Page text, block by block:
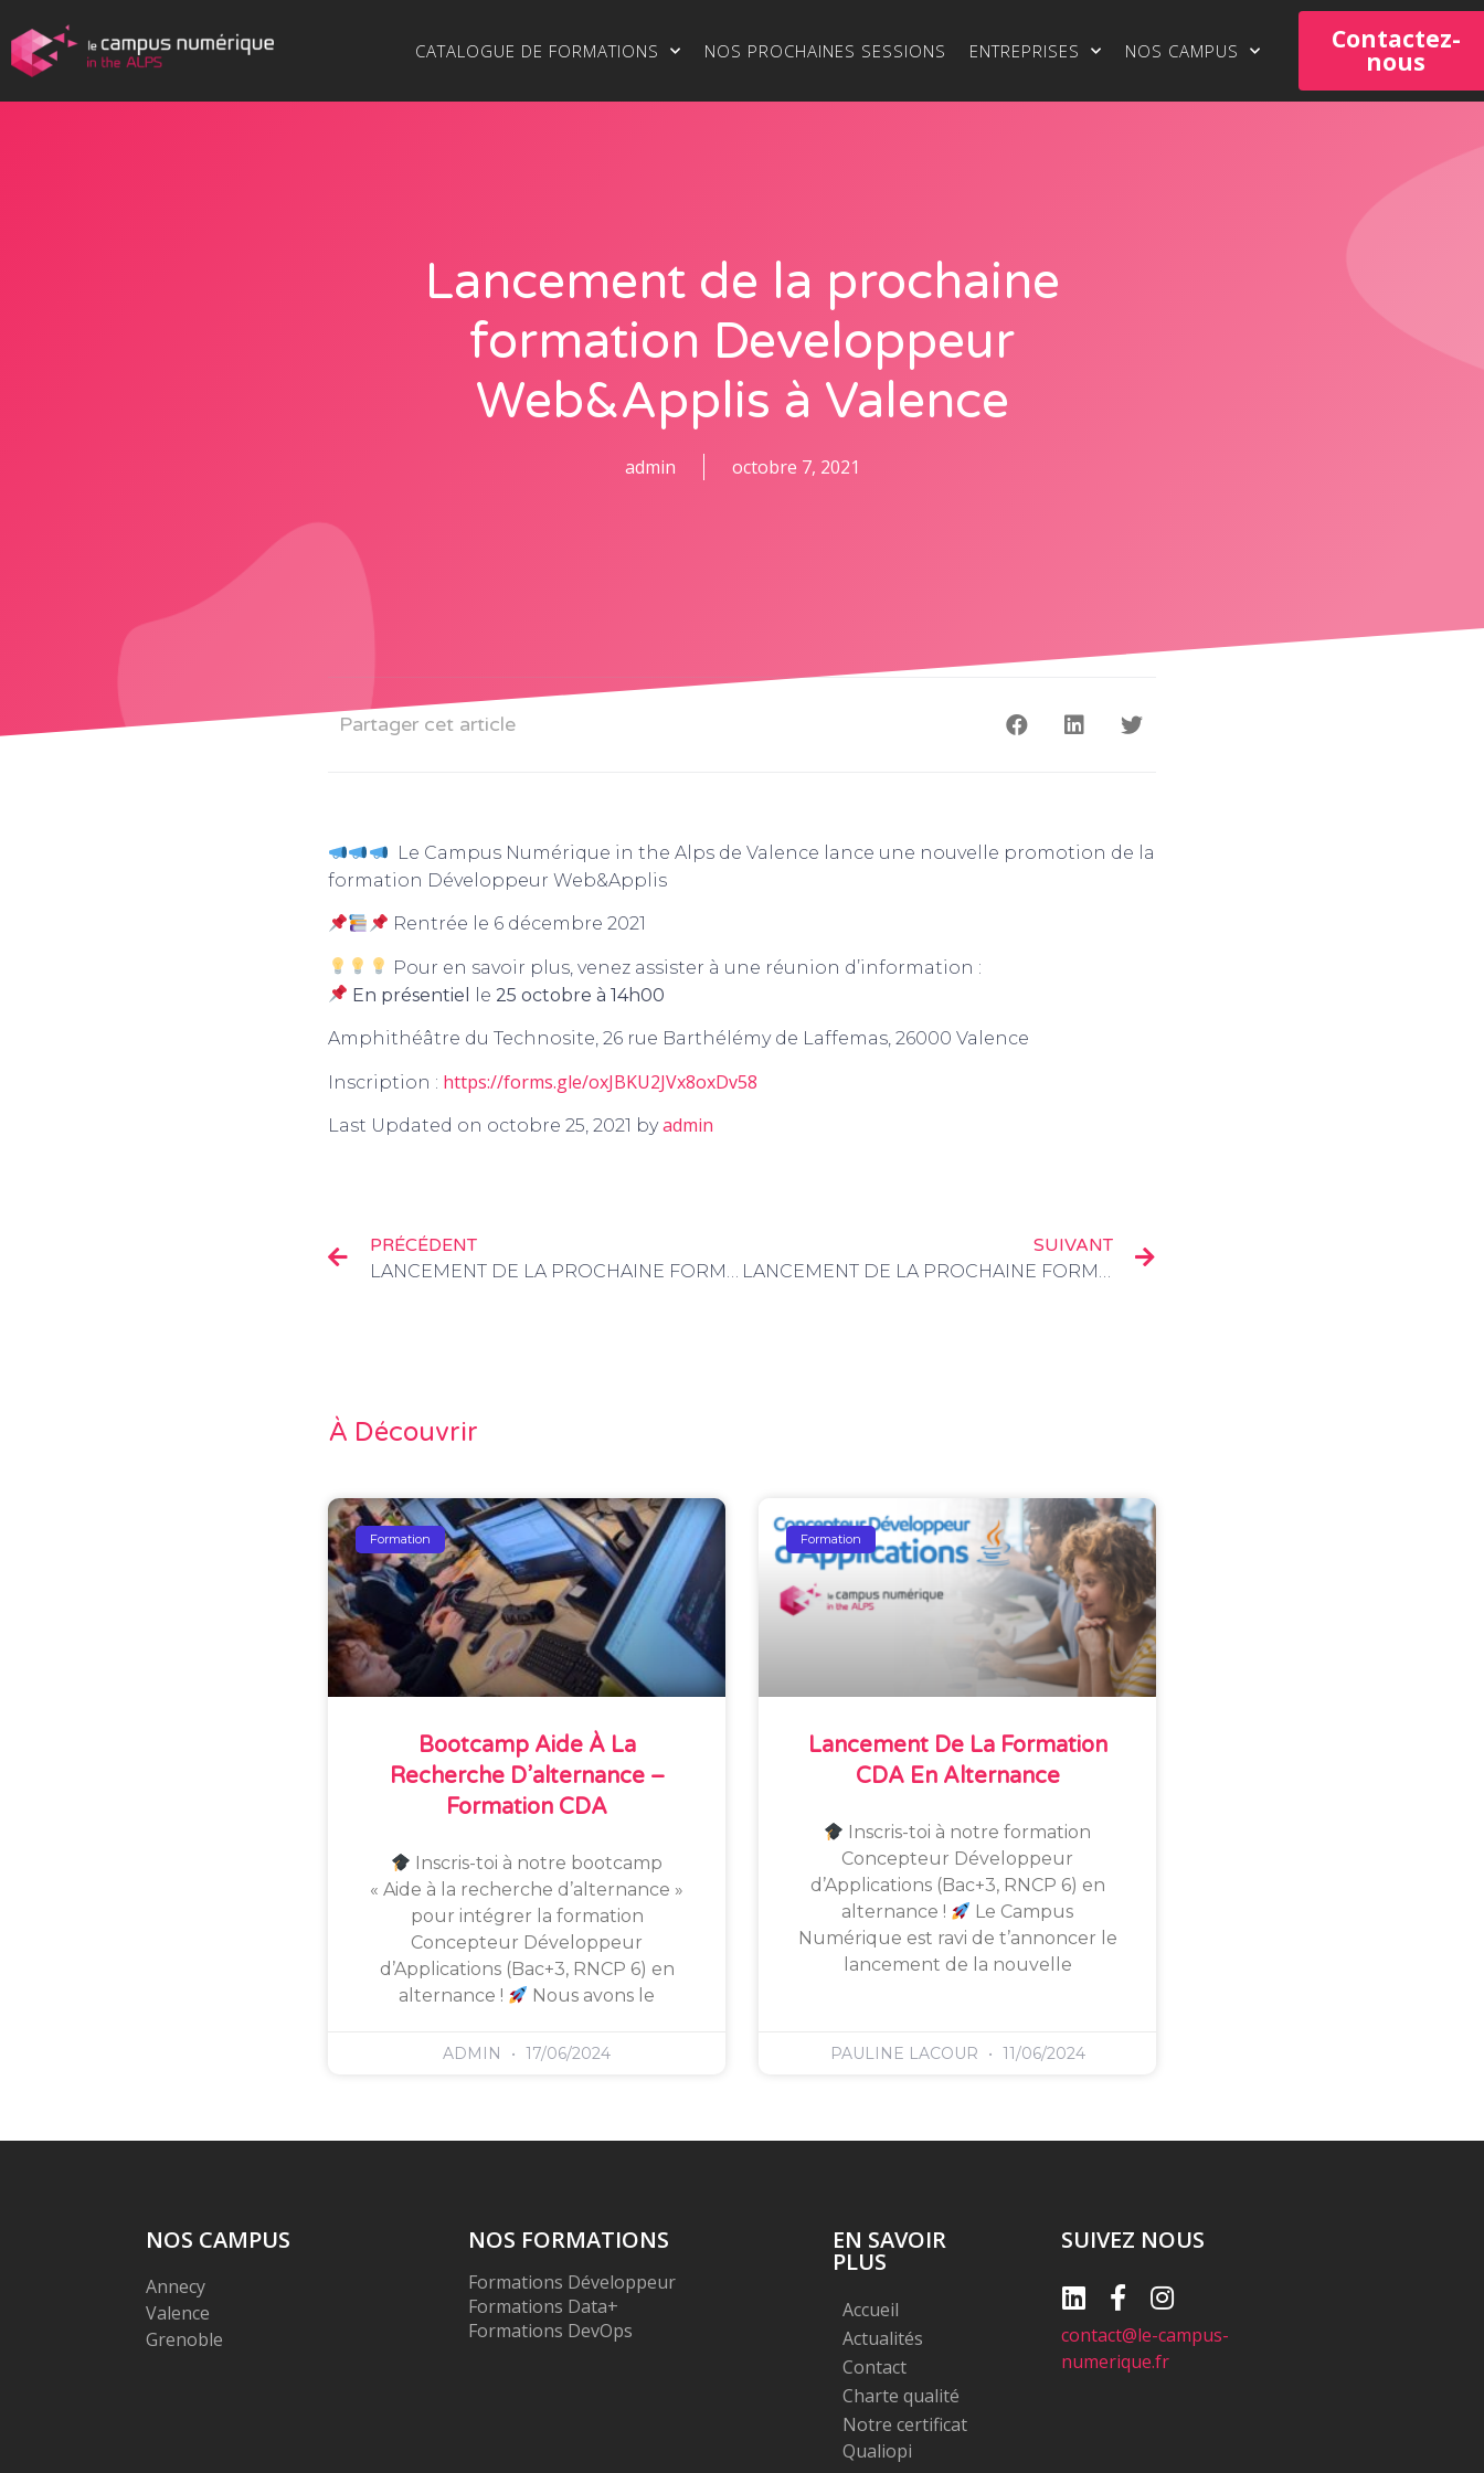
CATALOGUE DE FORMATIONS NOS PROCHAINES SESSIONS ENTREPRISES NOS CAMPUS Contactez-
nous
Lancement de la prochaine
formation Developpeur
Web&Applis à Valence
admin octobre 7, 2021
Partager cet article
Le Campus Numérique in the Alps de Valence lance une nouvelle promotion de la
formation Développeur Web&Applis
Rentrée le 6 décembre 2021
Pour en savoir plus, venez assister à une réunion d’information :
En présentiel
le 25 octobre à 14h00
Amphithéâtre du Technosite, 26 rue Barthélémy de Laffemas, 26000 Valence
Inscription : https://forms.gle/oxJBKU2JVx8oxDv58
Last Updated on octobre 25, 2021 byadmin
PRÉCÉDENT
LANCEMENT DE LA PROCHAINE FORMATION DATA+ À GRENOBLE
SUIVANT
LANCEMENT DE LA PROCHAINE FORMATION STARTING DEV À GRENOBLE
À Découvrir
Formation
Bootcamp Aide À La
Recherche D’alternance –
Formation CDA
Inscris-toi à notre bootcamp
« Aide à la recherche d’alternance »
pour intégrer la formation
Concepteur Développeur
d’Applications (Bac+3, RNCP 6) en
alternance !
Nous avons le
ADMIN 17/06/2024
Formation
Lancement De La Formation
CDA En Alternance
Inscris-toi à notre formation
Concepteur Développeur
d’Applications (Bac+3, RNCP 6) en
alternance !
Le Campus
Numérique est ravi de t’annoncer le
lancement de la nouvelle
PAULINE LACOUR 11/06/2024
NOS CAMPUS
Annecy
Valence
Grenoble
NOS FORMATIONS
Formations Développeur
Formations Data+
Formations DevOps
EN SAVOIR
PLUS
Accueil
Actualités
Contact
Charte qualité
Notre certificat
Qualiopi
SUIVEZ NOUS
contact@le-campus-
numerique.fr